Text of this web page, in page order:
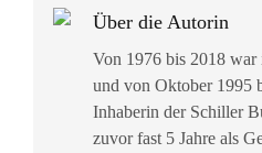
Über die Autorin
Von 1976 bis 2018
und von Oktober 1995
Inhaberin der Schiller
zuvor fast 5 Jahre als